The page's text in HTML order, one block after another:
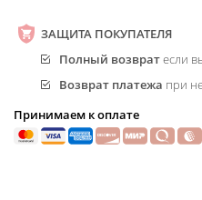
ЗАЩИТА ПОКУПАТЕЛЯ
Полный возвратесли
Возврат платежа при
Принимаем к оплате